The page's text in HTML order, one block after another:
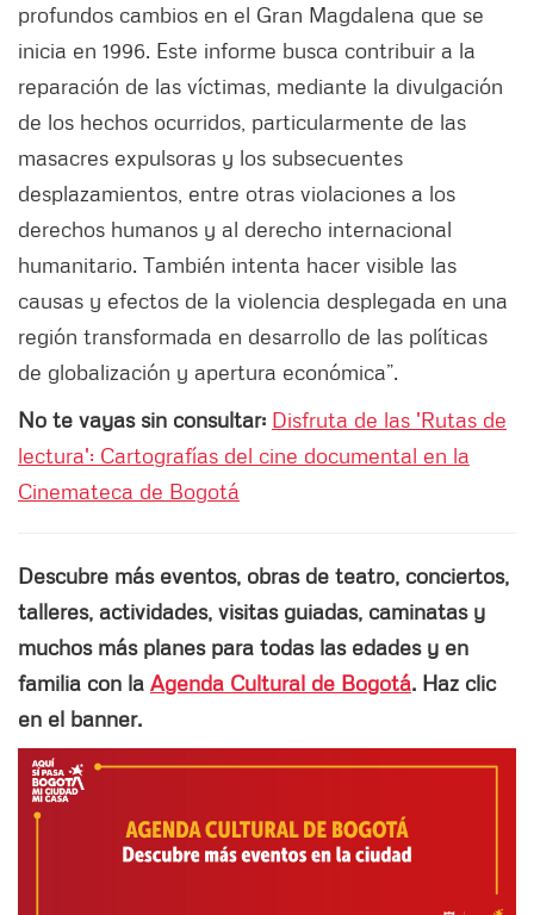
profundos cambios en el Gran Magdalena que se
inicia en 1996. Este informe busca contribuir a la
reparación de las víctimas, mediante la divulgación
de los hechos ocurridos, particularmente de las
masacres expulsoras y los subsecuentes
desplazamientos, entre otras violaciones a los
derechos humanos y al derecho internacional
humanitario. También intenta hacer visible las
causas y efectos de la violencia desplegada en una
región transformada en desarrollo de las políticas
de globalización y apertura económica”.
No te vayas sin consultar: Disfruta de las 'Rutas de
lectura': Cartografías del cine documental en la
Cinemateca de Bogotá
Descubre más eventos, obras de teatro, conciertos,
talleres, actividades, visitas guiadas, caminatas y
muchos más planes para todas las edades y en
familia con la Agenda Cultural de Bogotá. Haz clic
en el banner.